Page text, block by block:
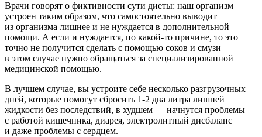
Врачи говорят о фиктивности сути диеты: наш организм
устроен таким образом, что самостоятельно выводит
из организма лишнее и не нуждается в дополнительной
помощи. А если и нуждается, по какой-то причине, то это
точно не получится сделать с помощью соков и смузи —
в этом случае нужно обращаться за специализированной
медицинской помощью.
В лучшем случае, вы устроите себе несколько разгрузочных
дней, которые помогут сбросить 1-2 два литра лишней
жидкости без последствий, в худшем — начнутся проблемы
с работой кишечника, диарея, электролитный дисбаланс
и даже проблемы с сердцем.